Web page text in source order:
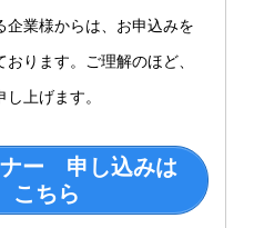
企業様からは、お申込みを
おります。ご理解のほど、
上げます。
ー 申し込みは
こちら